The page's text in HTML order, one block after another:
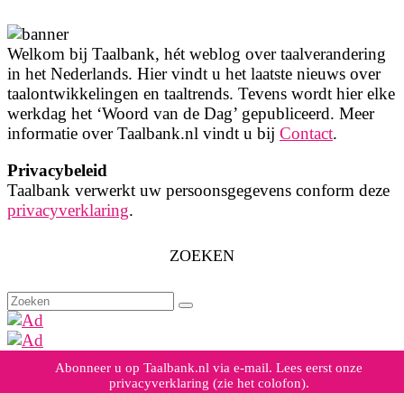
Welkom bij Taalbank, hét weblog over taalverandering
in het Nederlands. Hier vindt u het laatste nieuws over
taalontwikkelingen en taaltrends. Tevens wordt hier elke
werkdag het ‘Woord van de Dag’ gepubliceerd. Meer
informatie over Taalbank.nl vindt u bij Contact.
Privacybeleid
Taalbank verwerkt uw persoonsgegevens conform deze
privacyverklaring.
ZOEKEN
Zoeken
naar:
Abonneer u op Taalbank.nl via e-mail. Lees eerst onze
privacyverklaring (zie het colofon).